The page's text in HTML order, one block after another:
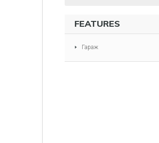
FEATURES
Гараж